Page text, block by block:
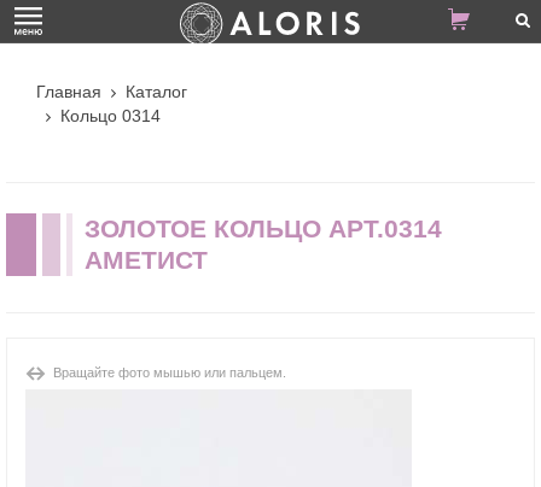
Главная
Каталог
Кольцо 0314
ЗОЛОТОЕ КОЛЬЦО АРТ.0314
АМЕТИСТ
Вращайте фото мышью или пальцем.